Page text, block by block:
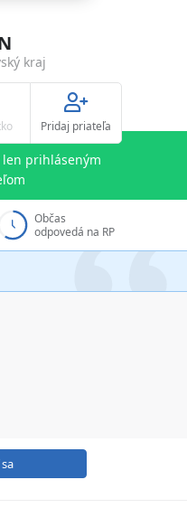
kraj
Pridaj priateľa
prihláseným
Občas
odpovedá na RP